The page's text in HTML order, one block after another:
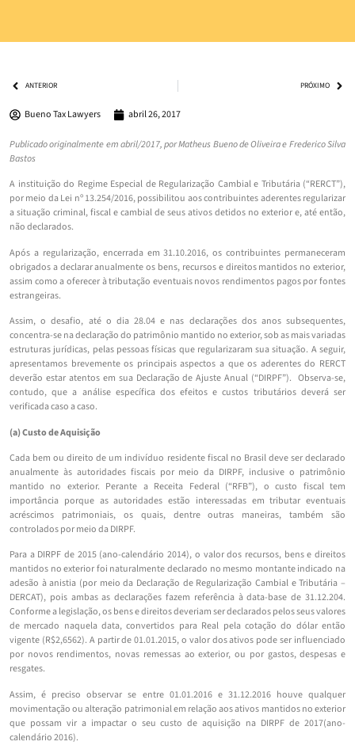
ANTERIOR PRÓXIMO
Bueno Tax Lawyers abril 26, 2017
Publicado originalmente em abril/2017, por Matheus Bueno de Oliveira e Frederico Silva
Bastos
A instituição do Regime Especial de Regularização Cambial e Tributária (“RERCT”),
por meio da Lei nº 13.254/2016, possibilitou aos contribuintes aderentes regularizar
a situação criminal, fiscal e cambial de seus ativos detidos no exterior e, até então,
não declarados.
Após a regularização, encerrada em 31.10.2016, os contribuintes permaneceram
obrigados a declarar anualmente os bens, recursos e direitos mantidos no exterior,
assim como a oferecer à tributação eventuais novos rendimentos pagos por fontes
estrangeiras.
Assim, o desafio, até o dia 28.04 e nas declarações dos anos subsequentes,
concentra-se na declaração do patrimônio mantido no exterior, sob as mais variadas
estruturas jurídicas, pelas pessoas físicas que regularizaram sua situação. A seguir,
apresentamos brevemente os principais aspectos a que os aderentes do RERCT
deverão estar atentos em sua Declaração de Ajuste Anual (“DIRPF”). Observa-se,
contudo, que a análise específica dos efeitos e custos tributários deverá ser
verificada caso a caso.
(a) Custo de Aquisição
Cada bem ou direito de um indivíduo residente fiscal no Brasil deve ser declarado
anualmente às autoridades fiscais por meio da DIRPF, inclusive o patrimônio
mantido no exterior. Perante a Receita Federal (“RFB”), o custo fiscal tem
importância porque as autoridades estão interessadas em tributar eventuais
acréscimos patrimoniais, os quais, dentre outras maneiras, também são
controlados por meio da DIRPF.
Para a DIRPF de 2015 (ano-calendário 2014), o valor dos recursos, bens e direitos
mantidos no exterior foi naturalmente declarado no mesmo montante indicado na
adesão à anistia (por meio da Declaração de Regularização Cambial e Tributária –
DERCAT), pois ambas as declarações fazem referência à data-base de 31.12.204.
Conforme a legislação, os bens e direitos deveriam ser declarados pelos seus valores
de mercado naquela data, convertidos para Real pela cotação do dólar então
vigente (R$2,6562). A partir de 01.01.2015, o valor dos ativos pode ser influenciado
por novos rendimentos, novas remessas ao exterior, ou por gastos, despesas e
resgates.
Assim, é preciso observar se entre 01.01.2016 e 31.12.2016 houve qualquer
movimentação ou alteração patrimonial em relação aos ativos mantidos no exterior
que possam vir a impactar o seu custo de aquisição na DIRPF de 2017(ano-
calendário 2016).